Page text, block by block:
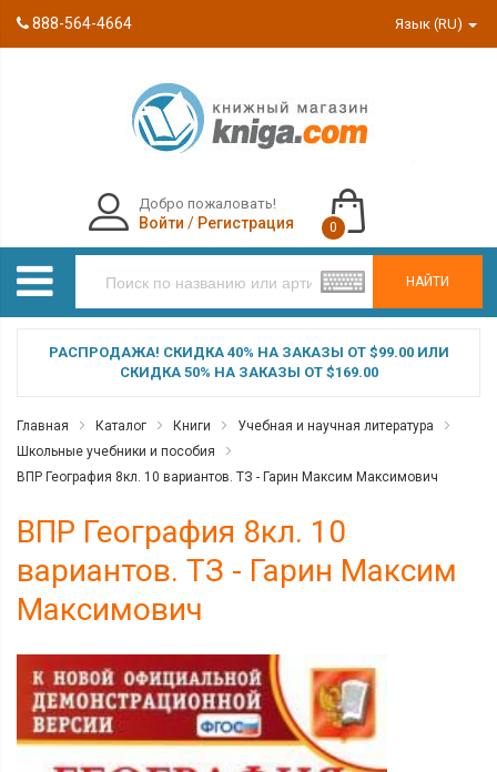
888-564-4664 Язык (RU)
НАЙТИ
Добро пожаловать!
Войти / Регистрация 0
РАСПРОДАЖА! СКИДКА 40% НА ЗАКАЗЫ ОТ $99.00 ИЛИ
СКИДКА 50% НА ЗАКАЗЫ ОТ $169.00
Главная Каталог Книги
Учебная и научная литература
Школьные учебники и пособия
ВПР География 8кл. 10 вариантов. ТЗ - Гарин Максим Максимович
ВПР География 8кл. 10
вариантов. ТЗ - Гарин Максим
Максимович